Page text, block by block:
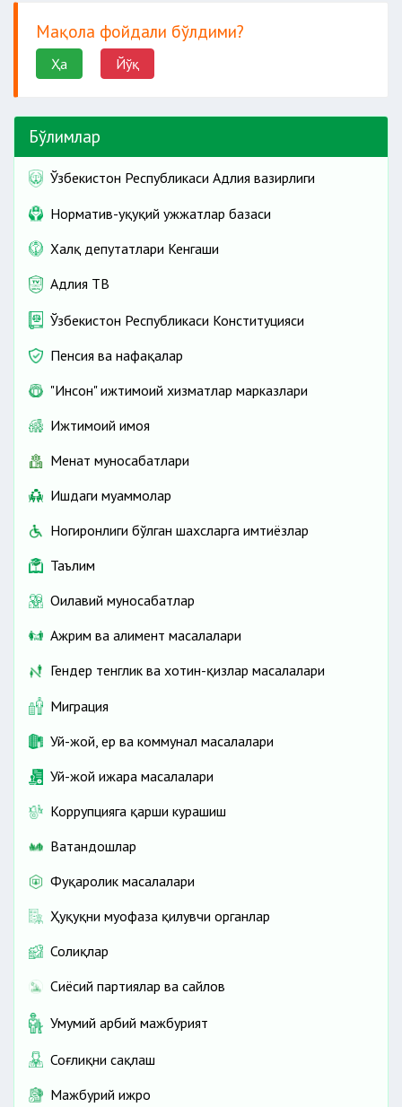
Мақола фойдали бўлдими?
Ҳа Йўқ
Бўлимлар
Ўзбекистон Республикаси Адлия вазирлиги
Норматив-ҳуқуқий ҳужжатлар базаси
Халқ депутатлари Кенгаши
Адлия ТВ
Ўзбекистон Республикаси Конституцияси
Пенсия ва нафақалар
"Инсон" ижтимоий хизматлар марказлари
Ижтимоий ҳимоя
Меҳнат муносабатлари
Ишдаги муаммолар
Ногиронлиги бўлган шахсларга имтиёзлар
Таълим
Оилавий муносабатлар
Ажрим ва алимент масалалари
Гендер тенглик ва хотин-қизлар масалалари
Миграция
Уй-жой, ер ва коммунал масалалари
Уй-жой ижара масалалари
Коррупцияга қарши курашиш
Ватандошлар
Фуқаролик масалалари
Ҳуқуқни муҳофаза қилувчи органлар
Солиқлар
Сиёсий партиялар ва сайлов
Умумий ҳарбий мажбурият
Соғлиқни сақлаш
Мажбурий ижро